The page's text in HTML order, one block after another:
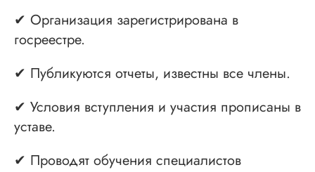
✔ Организация зарегистрирована в
госреестре.
✔ Публикуются отчеты, известны все члены.
✔ Условия вступления и участия прописаны в
уставе.
✔ Проводят обучения специалистов